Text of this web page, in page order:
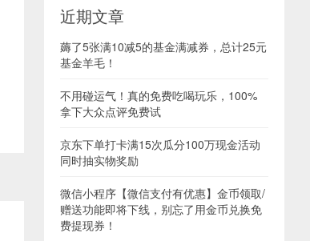
近期文章
薅了5张满10减5的基金满减券，总计25元
基金羊毛！
不用碰运气！真的免费吃喝玩乐，100%
拿下大众点评免费试
京东下单打卡满15次瓜分100万现金活动
同时抽实物奖励
微信小程序【微信支付有优惠】金币领取/
赠送功能即将下线，别忘了用金币兑换免
费提现券！